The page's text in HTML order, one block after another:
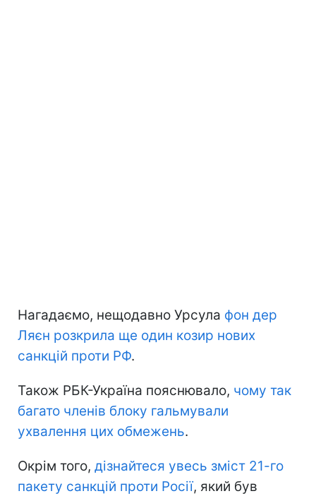
Нагадаємо, нещодавно Урсула фон дер
Ляєн розкрила ще один козир нових
санкцій проти РФ.
Також РБК-Україна пояснювало, чому так
багато членів блоку гальмували
ухвалення цих обмежень.
Окрім того, дізнайтеся увесь зміст 21-го
пакету санкцій проти Росії, який був